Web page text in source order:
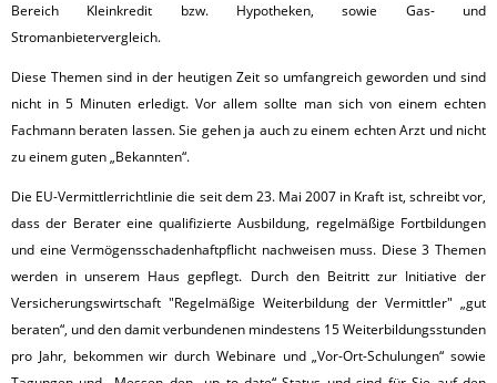
Bereich Kleinkredit bzw. Hypotheken, sowie Gas- und
Stromanbietervergleich.
Diese Themen sind in der heutigen Zeit so umfangreich geworden und sind
nicht in 5 Minuten erledigt. Vor allem sollte man sich von einem echten
Fachmann beraten lassen. Sie gehen ja auch zu einem echten Arzt und nicht
zu einem guten „Bekannten“.
Die EU-Vermittlerrichtlinie die seit dem 23. Mai 2007 in Kraft ist, schreibt vor,
dass der Berater eine qualifizierte Ausbildung, regelmäßige Fortbildungen
und eine Vermögensschadenhaftpflicht nachweisen muss. Diese 3 Themen
werden in unserem Haus gepflegt. Durch den Beitritt zur Initiative der
Versicherungswirtschaft "Regelmäßige Weiterbildung der Vermittler" „gut
beraten“, und den damit verbundenen mindestens 15 Weiterbildungsstunden
pro Jahr, bekommen wir durch Webinare und „Vor-Ort-Schulungen“ sowie